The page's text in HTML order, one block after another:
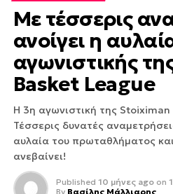
Με τέσσερις
ανοίγει η
αγωνιστικής
Basket League
Η 3η αγωνιστική της Stoiximan
Τέσσερις δυνατές
αυλαία του πρωταθλήματος
ανεβαίνει!
Published 10 μήνες ago on
By Βασίλης Μάλλιαρης